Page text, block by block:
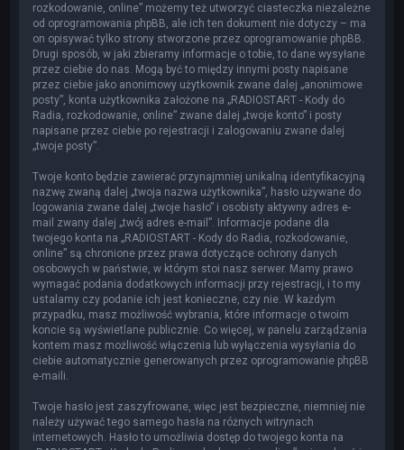
rozkodowanie, online” możemy też utworzyć ciasteczka niezależne
od oprogramowania phpBB, ale ich ten dokument nie dotyczy – ma
on opisywać tylko strony stworzone przez oprogramowanie phpBB.
Drugi sposób, w jaki zbieramy informacje o tobie, to dane wysyłane
przez ciebie do nas. Mogą być to między innymi posty napisane
przez ciebie jako anonimowy użytkownik zwane dalej „anonimowe
posty”, konta użytkownika założone na „RADIOSTART - Kody do
Radia, rozkodowanie, online” zwane dalej „twoje konto” i posty
napisane przez ciebie po rejestracji i zalogowaniu zwane dalej
„twoje posty”.
Twoje konto będzie zawierać przynajmniej unikalną identyfikacyjną
nazwę zwaną dalej „twoja nazwa użytkownika”, hasło używane do
logowania zwane dalej „twoje hasło” i osobisty aktywny adres e-
mail zwany dalej „twój adres e-mail”. Informacje podane dla
twojego konta na „RADIOSTART - Kody do Radia, rozkodowanie,
online” są chronione przez prawa dotyczące ochrony danych
osobowych w państwie, w którym stoi nasz serwer. Mamy prawo
wymagać podania dodatkowych informacji przy rejestracji, i to my
ustalamy czy podanie ich jest konieczne, czy nie. W każdym
przypadku, masz możliwość wybrania, które informacje o twoim
koncie są wyświetlane publicznie. Co więcej, w panelu zarządzania
kontem masz możliwość włączenia lub wyłączenia wysyłania do
ciebie automatycznie generowanych przez oprogramowanie phpBB
e-maili.
Twoje hasło jest zaszyfrowane, więc jest bezpieczne, niemniej nie
należy używać tego samego hasła na różnych witrynach
internetowych. Hasło to umożliwia dostęp do twojego konta na